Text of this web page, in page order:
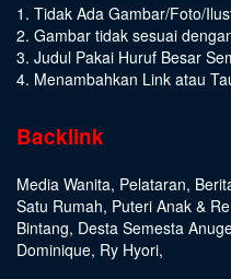
1. Tidak Ada Gambar/Foto/
2. Gambar tidak sesuai
3. Judul Pakai Huruf Besar
4. Menambahkan Link atau
Backlink
Media Wanita, Pelataran,
Satu Rumah, Puteri Anak &
Bintang, Desta Semesta
Dominique, Ry Hyori,